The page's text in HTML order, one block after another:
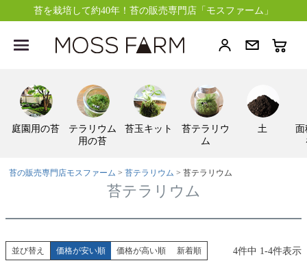
苔を栽培して約40年！苔の販売専門店「モスファーム」
庭園用の苔
テラリウム
用の苔
苔玉キット
苔テラリウ
ム
土
苔の販売専門店モスファーム 苔テラリウム 苔テラリウム
苔テラリウム
並び替え 価格が安い順 価格が高い順 新着順 4件中 1 -4件表示